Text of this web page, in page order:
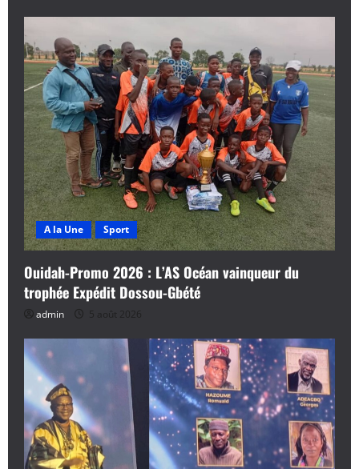
A la Une Sport
Ouidah-Promo 2026 : L’AS Océan vainqueur du
trophée Expédit Dossou-Gbété
admin 5 août 2026